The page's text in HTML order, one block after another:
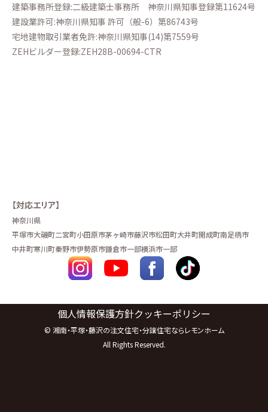
中古物件買取サイト
企業情報・アクセス
∟来場予約
建築事務所登録:二級建築士事務所 神奈川県知事登録第11624号
建設業許可:神奈川県知事 許可（般-6）第86743号
宅地建物取引業者免許:神奈川県知事(14)第7559号
ZEHビルダー登録:ZEH28B-00694-CTR
【対応エリア】
神奈川県
平塚市大磯町二宮町小田原市茅ヶ崎市藤沢市松田町大井町開成町南足柄市
中井町寒川町秦野市伊勢原市鎌倉市一部横浜市一部
個人情報保護方針クッキーポリシー
© 湘南・平塚・藤沢の注文住宅・分譲住宅ならレモンホーム
All Rights Reserved.